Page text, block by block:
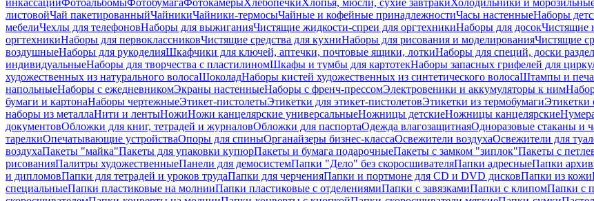
инкассацииФотоальбомыФотобумагаФотокамерыХлебопечкиХлопья, мюсли, сухие завтракиХолодильники и
листовойЧай пакетированныйЧайникиЧайники-термосыЧайные и кофейные принадлежностиЧасы настенныеНаборы
мебелиЧехлы для телефоновНаборы для выжиганияЧистящие жидкости-спреи для оргтехникиНаборы для досокЧистящие
оргтехникиНаборы для первоклассниковЧистящие средства для кухниНаборы для рисования и моделированияЧистящие
воздушныеНаборы для рукоделияШкафчики для ключей, аптечки, почтовые ящики, лоткиНаборы для специй, доски
индивидуальныеНаборы для творчества с пластилиномШкафы и тумбы для картотекНаборы запасных грифелей для
художественных из натурального волосаШоколадНаборы кистей художественных из синтетического волосаШтампы и
напольныеНаборы с ежедневникомЭкраны настенныеНаборы с френч-прессомЭлектровеники и аккумуляторы к ним
бумаги и картонаНаборы чертежныеЭтикет-пистолетыЭтикетки для этикет-пистолетовЭтикетки из термобумагиЭтикетки
наборы из металлаНити и лентыНожиНожи канцелярские универсальныеНожницы детскиеНожницы канцелярские
документовОбложки для книг, тетрадей и журналовОбложки для паспортаОдежда влагозащитнаяОдноразовые стаканы и
тарелкиОпечатывающие устройстваОпоры для спиныОрганайзеры бизнес-классаОсвежители воздухаОсвежители для
воздухаПакеты "майка"Пакеты для упаковки купюрПакеты и бумага подарочныеПакеты с замком "зиплок"Пакеты с
рисованияПалитры художественныеПанели для демосистемПапки "Дело" без скоросшивателяПапки адресныеПапки
и дипломовПапки для тетрадей и уроков трудаПапки для черченияПапки и портмоне для CD и DVD дисковПапки из кожи
специальныеПапки пластиковые на молнииПапки пластиковые с отделениямиПапки с завязкамиПапки с клипомПапки с